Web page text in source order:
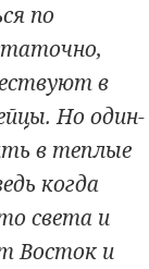
по
в
Но один-
в теплые
когда
света и
Восток и